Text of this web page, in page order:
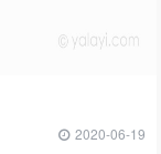
2020-06-19